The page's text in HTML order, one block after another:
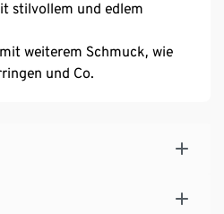
stilvollem und edlem
weiterem Schmuck, wie
und Co.